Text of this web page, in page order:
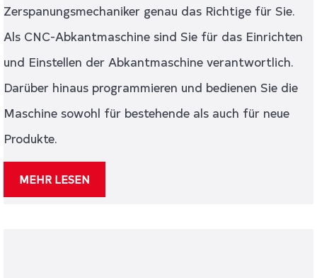
Zerspanungsmechaniker genau das Richtige für Sie.
Als CNC-Abkantmaschine sind Sie für das Einrichten
und Einstellen der Abkantmaschine verantwortlich.
Darüber hinaus programmieren und bedienen Sie die
Maschine sowohl für bestehende als auch für neue
Produkte.
MEHR LESEN